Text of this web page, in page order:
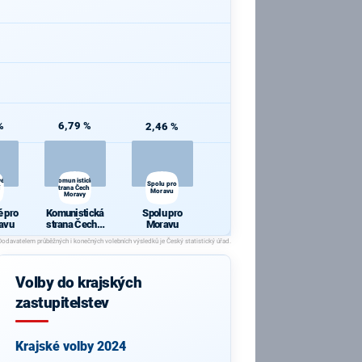
pro
6,79 %
Komunistická
strana Čech a
Moravy
Komunistická
strana Čech a
Moravy
2,46 %
Spolu pro
Moravu
Spolu pro
Moravu
Volby do krajských
zastupitelstev
Krajské volby 2024